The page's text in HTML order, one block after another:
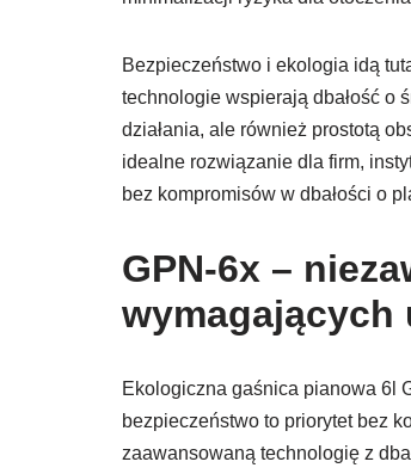
Bezpieczeństwo i ekologia idą
technologie wspierają dbałość o
działania, ale również prostotą
idealne rozwiązanie dla firm,
bez kompromisów w dbałości o
GPN-6x –
Ekologiczna gaśnica pianowa 6l
bezpieczeństwo to priorytet bez
zaawansowaną technologię z